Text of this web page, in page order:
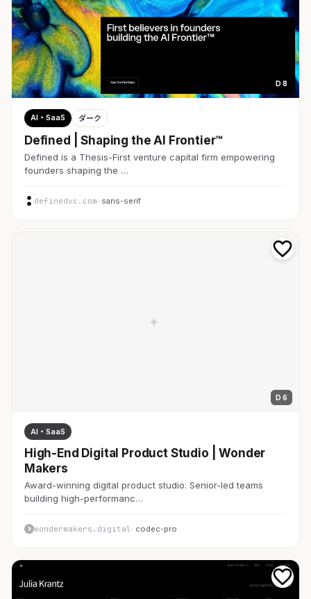
D 8
AI・SaaS ダーク
Defined | Shaping the AI Frontier™
Defined is a Thesis-First venture capital firm empowering
founders shaping the …
definedvc.com· sans-serif
D 6
AI・SaaS
High-End Digital Product Studio | Wonder
Makers
Award-winning digital product studio. Senior-led teams
building high-performanc…
wondermakers.digital · codec-pro